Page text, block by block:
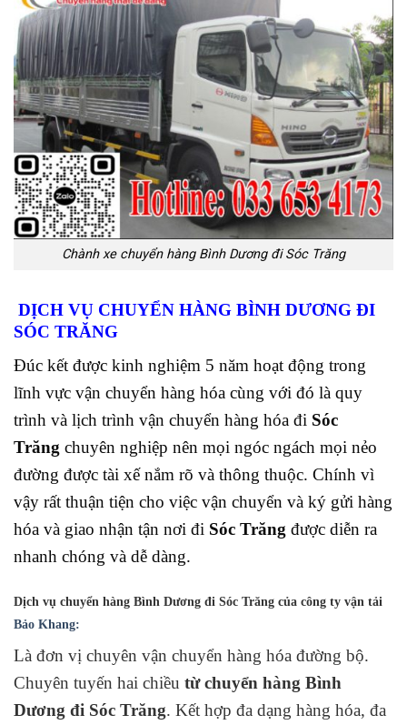
Chành xe chuyển hàng Bình Dương đi Sóc Trăng
DỊCH VỤ CHUYỂN HÀNG BÌNH DƯƠNG ĐI
SÓC TRĂNG
Đúc kết được kinh nghiệm 5 năm hoạt động trong
lĩnh vực vận chuyển hàng hóa cùng với đó là quy
trình và lịch trình vận chuyển hàng hóa đi Sóc
Trăng chuyên nghiệp nên mọi ngóc ngách mọi nẻo
đường được tài xế nắm rõ và thông thuộc. Chính vì
vậy rất thuận tiện cho việc vận chuyển và ký gửi hàng
hóa và giao nhận tận nơi đi Sóc Trăng được diễn ra
nhanh chóng và dễ dàng.
Dịch vụ chuyển hàng Bình Dương đi Sóc Trăng của công ty vận tải
Bảo Khang:
Là đơn vị chuyên vận chuyển hàng hóa đường bộ.
Chuyên tuyến hai chiều từ chuyển hàng Bình
Dương đi Sóc Trăng. Kết hợp đa dạng hàng hóa, đa